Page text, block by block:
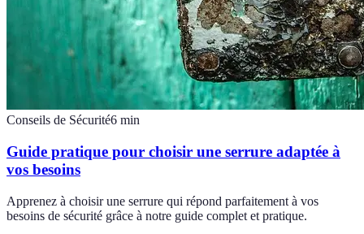
Conseils de Sécurité6 min
Guide pratique pour choisir une serrure adaptée à
vos besoins
Apprenez à choisir une serrure qui répond parfaitement à vos
besoins de sécurité grâce à notre guide complet et pratique.